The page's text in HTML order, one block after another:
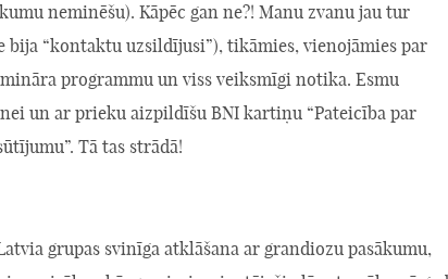
neminēšu). Kāpēc gan ne?! Manu zvanu jau tur
bija “kontaktu uzsildījusi”), tikāmies, vienojāmies par
programmu un viss veiksmīgi notika. Esmu
un ar prieku aizpildīšu BNI kartiņu “Pateicība par
Tā tas strādā!
grupas svinīga atklāšana ar grandiozu pasākumu,